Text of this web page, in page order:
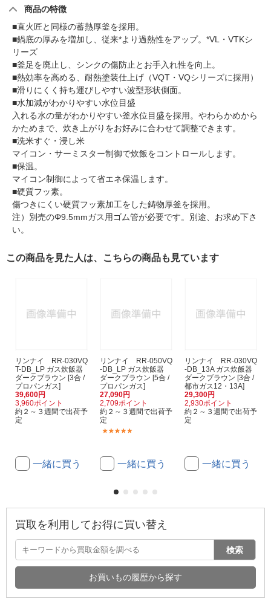
商品の特徴
■直火匠と同様の蓄熱厚釜を採用。
■鍋底の厚みを増加し、従来*より過熱性をアップ。*VL・VTKシ
リーズ
■釜足を廃止し、シンクの傷防止とお手入れ性を向上。
■熱効率を高める、耐熱塗装仕上げ（VQT・VQシリーズに採用）
■滑りにくく持ち運びしやすい波型形状側面。
■水加減がわかりやすい水位目盛
入れる水の量がわかりやすい釜水位目盛を採用。やわらかめから
かためまで、炊き上がりをお好みに合わせて調整できます。
■洗米すぐ・浸し米
マイコン・サーミスター制御で炊飯をコントロールします。
■保温。
マイコン制御によって省エネ保温します。
■硬質フッ素。
傷つきにくい硬質フッ素加工をした鋳物厚釜を採用。
注）別売のΦ9.5mmガス用ゴム管が必要です。別途、お求め下さ
い。
この商品を見た人は、こちらの商品も見ています
リンナイ RR-030VQ
T-DB_LP ガス炊飯器
ダークブラウン [3合 /
プロパンガス]
39,600円
3,960ポイント
約２～３週間で出荷予
定
一緒に買う
リンナイ RR-050VQ
-DB_LP ガス炊飯器
ダークブラウン [5合 /
プロパンガス]
27,090円
2,709ポイント
約２～３週間で出荷予
定
一緒に買う
リンナイ RR-030VQ
-DB_13A ガス炊飯器
ダークブラウン [3合 /
都市ガス12・13A]
29,300円
2,930ポイント
約２～３週間で出荷予
定
一緒に買う
買取を利用してお得に買い替え
検索
お買いもの履歴から探す